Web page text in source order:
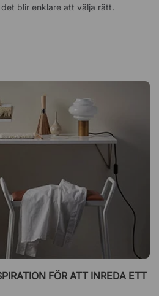
blir enklare att välja rätt.
FÖR ATT INREDA ETT